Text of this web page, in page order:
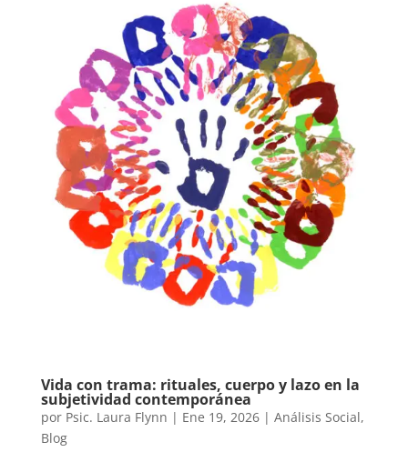
Vida con trama: rituales, cuerpo y lazo en la
subjetividad contemporánea
por Psic. Laura Flynn | Ene 19, 2026| Análisis Social,
Blog